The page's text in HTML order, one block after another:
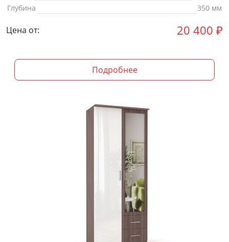
Глубина
350 мм
Цена от: 20 400 ₽
Подробнее